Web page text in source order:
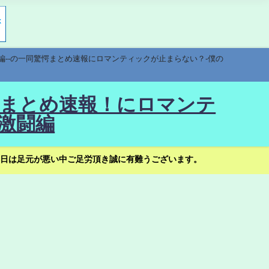
の一同驚愕まとめ速報にロマンティックが止まらない？-僕の
とめ速報！にロマンテ
闘編
足元が悪い中ご足労頂き誠に有難うございます。